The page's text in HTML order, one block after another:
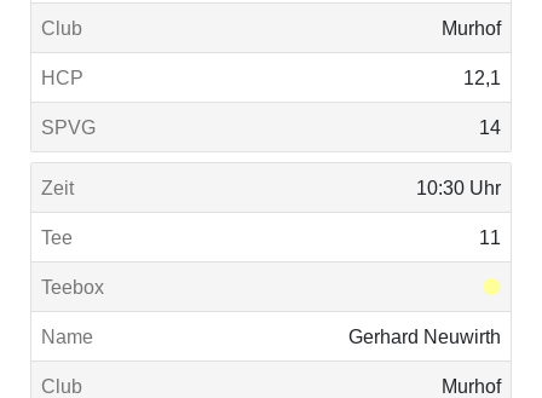
Murhof
12,1
14
10:30 Uhr
11
Gerhard Neuwirth
Murhof